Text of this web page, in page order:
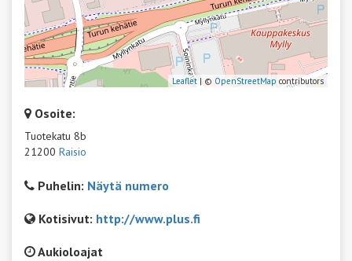
Leaflet | © OpenStreetMap contributors
Osoite:
Tuotekatu 8b
21200 Raisio
Puhelin: Näytä numero
Kotisivut: http://www.plus.fi
Aukioloajat